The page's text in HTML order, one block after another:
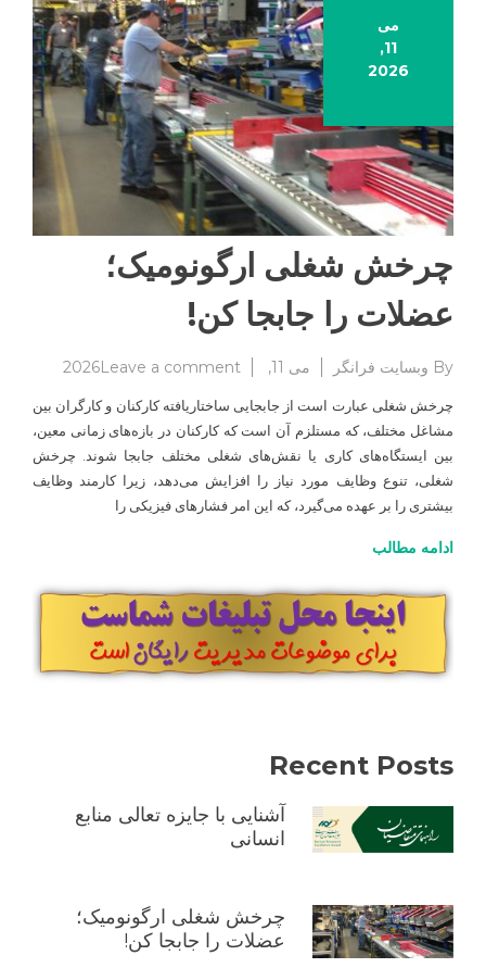
می
11,
2026
چرخش شغلی ارگونومیک؛
عضلات را جابجا کن!
By وبسایت فرانگر می 11, 2026 Leave a comment
on
شغلی
عضلات
را
چرخش شغلی عبارت است از جابجایی ساختاریافته کارکنان و کارگران بین
مشاغل مختلف، که مستلزم آن است که کارکنان در بازه‌های زمانی معین،
بین ایستگاه‌های کاری یا نقش‌های شغلی مختلف جابجا شوند. چرخش
شغلی، تنوع وظایف مورد نیاز را افزایش می‌دهد، زیرا کارمند وظایف
بیشتری را بر عهده می‌گیرد، که این امر فشارهای فیزیکی را
ادامه مطالب
Recent Posts
آشنایی با جایزه تعالی منابع
انسانی
چرخش شغلی ارگونومیک؛
عضلات را جابجا کن!